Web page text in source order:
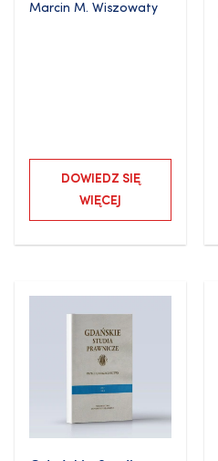
Marcin M. Wiszowaty
DOWIEDZ SIĘ
WIĘCEJ